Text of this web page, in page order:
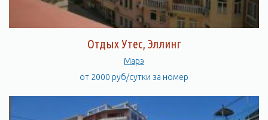
Отдых Утес, Эллинг
Марэ
от 2000 руб/сутки за номер